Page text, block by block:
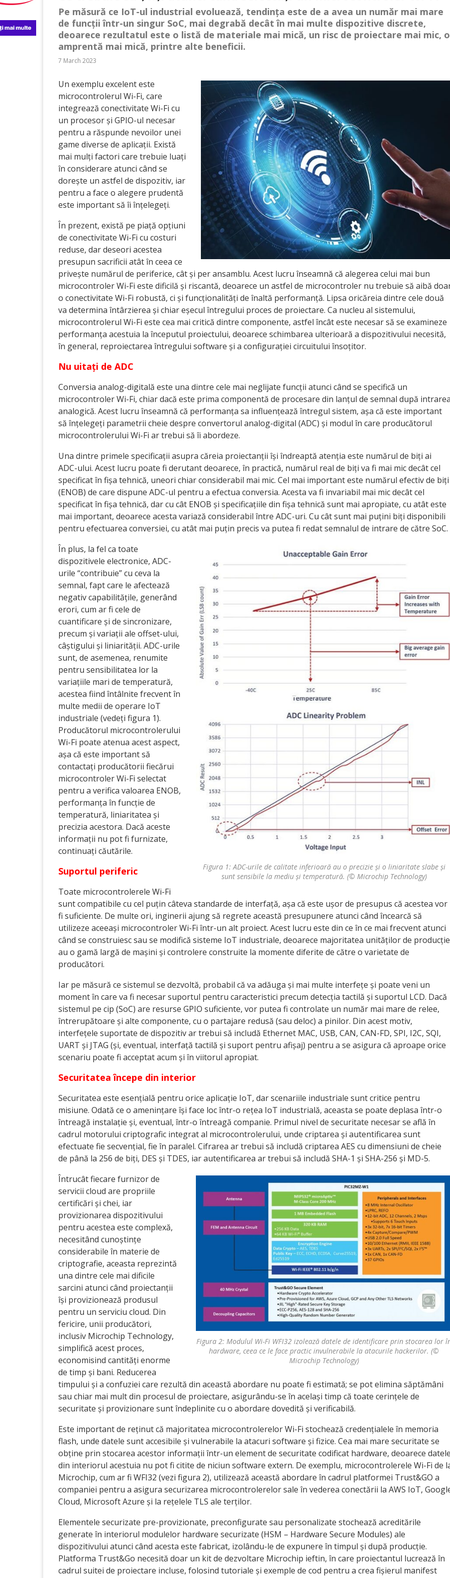
Pe măsură ce IoT-ul industrial evoluează, tendința este de a avea un număr mai mare
de funcții într-un singur SoC, mai degrabă decât în mai multe dispozitive discrete,
deoarece rezultatul este o listă de materiale mai mică, un risc de proiectare mai mic, o
amprentă mai mică, printre alte beneficii.
7 March 2023
Un exemplu excelent este
microcontrolerul Wi-Fi, care
integrează conectivitate Wi-Fi cu
un procesor și GPIO-ul necesar
pentru a răspunde nevoilor unei
game diverse de aplicații. Există
mai mulți factori care trebuie luați
în considerare atunci când se
dorește un astfel de dispozitiv, iar
pentru a face o alegere prudentă
este important să îi înțelegeți.
În prezent, există pe piață opțiuni
de conectivitate Wi-Fi cu costuri
reduse, dar deseori acestea
presupun sacrificii atât în ceea ce
privește numărul de periferice, cât și per ansamblu. Acest lucru înseamnă că alegerea celui mai bun
microcontroler Wi-Fi este dificilă și riscantă, deoarece un astfel de microcontroler nu trebuie să aibă
o conectivitate Wi-Fi robustă, ci și funcționalități de înaltă performanță. Lipsa oricăreia dintre cele două
va determina întârzierea și chiar eșecul întregului proces de proiectare. Ca nucleu al sistemului,
microcontrolerul Wi-Fi este cea mai critică dintre componente, astfel încât este necesar să se examineze
performanța acestuia la începutul proiectului, deoarece schimbarea ulterioară a dispozitivului necesită,
în general, reproiectarea întregului software și a configurației circuitului însoțitor.
Nu uitați de ADC
Conversia analog-digitală este una dintre cele mai neglijate funcții atunci când se specifică un
microcontroler Wi-Fi, chiar dacă este prima componentă de procesare din lanțul de semnal după
analogică. Acest lucru înseamnă că performanța sa influențează întregul sistem, așa că este important
să înțelegeți parametrii cheie despre convertorul analog-digital (ADC) și modul în care producătorul
microcontrolerului Wi-Fi ar trebui să îi abordeze.
Una dintre primele specificații asupra căreia proiectanții își îndreaptă atenția este numărul de biți ai
ADC-ului. Acest lucru poate fi derutant deoarece, în practică, numărul real de biți va fi mai mic decât cel
specificat în fișa tehnică, uneori chiar considerabil mai mic. Cel mai important este numărul efectiv de biți
(ENOB) de care dispune ADC-ul pentru a efectua conversia. Acesta va fi invariabil mai mic decât cel
specificat în fișa tehnică, dar cu cât ENOB și specificațiile din fișa tehnică sunt mai apropiate, cu atât este
mai important, deoarece acesta variază considerabil între ADC-uri. Cu cât sunt mai puțini biți disponibili
pentru efectuarea conversiei, cu atât mai puțin precis va putea fi redat semnalul de intrare de către SoC.
Figura 1: ADC-urile de calitate inferioară au o precizie și o liniaritate slabe și
sunt sensibile la mediu și temperatură. (© Microchip Technology)
În plus, la fel ca toate
dispozitivele electronice, ADC-
urile “contribuie” cu ceva la
semnal, fapt care le afectează
negativ capabilitățile, generând
erori, cum ar fi cele de
cuantificare și de sincronizare,
precum și variații ale offset-ului,
câștigului și liniarității. ADC-urile
sunt, de asemenea, renumite
pentru sensibilitatea lor la
variațiile mari de temperatură,
acestea fiind întâlnite frecvent în
multe medii de operare IoT
industriale (vedeți figura 1).
Producătorul microcontrolerului
Wi-Fi poate atenua acest aspect,
așa că este important să
contactați producătorii fiecărui
microcontroler Wi-Fi selectat
pentru a verifica valoarea ENOB,
performanța în funcție de
temperatură, liniaritatea și
precizia acestora. Dacă aceste
informații nu pot fi furnizate,
continuați căutările.
Suportul periferic
Toate microcontrolerele Wi-Fi
sunt compatibile cu cel puțin câteva standarde de interfață, așa că este ușor de presupus că acestea vor
fi suficiente. De multe ori, inginerii ajung să regrete această presupunere atunci când încearcă să
utilizeze aceeași microcontroler Wi-Fi într-un alt proiect. Acest lucru este din ce în ce mai frecvent atunci
când se construiesc sau se modifică sisteme IoT industriale, deoarece majoritatea unităților de producție
au o gamă largă de mașini și controlere construite la momente diferite de către o varietate de
producători.
Iar pe măsură ce sistemul se dezvoltă, probabil că va adăuga și mai multe interfețe și poate veni un
moment în care va fi necesar suportul pentru caracteristici precum detecția tactilă și suportul LCD. Dacă
sistemul pe cip (SoC) are resurse GPIO suficiente, vor putea fi controlate un număr mai mare de relee,
întrerupătoare și alte componente, cu o partajare redusă (sau deloc) a pinilor. Din acest motiv,
interfețele suportate de dispozitiv ar trebui să includă Ethernet MAC, USB, CAN, CAN-FD, SPI, I2C, SQI,
UART și JTAG (și, eventual, interfață tactilă și suport pentru afișaj) pentru a se asigura că aproape orice
scenariu poate fi acceptat acum și în viitorul apropiat.
Securitatea începe din interior
Securitatea este esențială pentru orice aplicație IoT, dar scenariile industriale sunt critice pentru
misiune. Odată ce o amenințare își face loc într-o rețea IoT industrială, aceasta se poate deplasa într-o
întreagă instalație și, eventual, într-o întreagă companie. Primul nivel de securitate necesar se află în
cadrul motorului criptografic integrat al microcontrolerului, unde criptarea și autentificarea sunt
efectuate fie secvențial, fie în paralel. Cifrarea ar trebui să includă criptarea AES cu dimensiuni de cheie
de până la 256 de biți, DES și TDES, iar autentificarea ar trebui să includă SHA-1 și SHA-256 și MD-5.
Figura 2: Modulul Wi-Fi WFI32 izolează datele de identificare prin stocarea lor
hardware, ceea ce le face practic invulnerabile la atacurile hackerilor. (©
Microchip Technology)
Întrucât fiecare furnizor de
servicii cloud are propriile
certificări și chei, iar
provizionarea dispozitivului
pentru acestea este complexă,
necesitând cunoștințe
considerabile în materie de
criptografie, aceasta reprezintă
una dintre cele mai dificile
sarcini atunci când proiectanții
își provizionează produsul
pentru un serviciu cloud. Din
fericire, unii producători,
inclusiv Microchip Technology,
simplifică acest proces,
economisind cantități enorme
de timp și bani. Reducerea
timpului și a confuziei care rezultă din această abordare nu poate fi estimată; se pot elimina săptămâni
sau chiar mai mult din procesul de proiectare, asigurându-se în același timp că toate cerințele de
securitate și provizionare sunt îndeplinite cu o abordare dovedită și verificabilă.
Este important de reținut că majoritatea microcontrolerelor Wi-Fi stochează credențialele în memoria
flash, unde datele sunt accesibile și vulnerabile la atacuri software și fizice. Cea mai mare securitate se
obține prin stocarea acestor informații într-un element de securitate codificat hardware, deoarece
din interiorul acestuia nu pot fi citite de niciun software extern. De exemplu, microcontrolerele Wi-Fi de
Microchip, cum ar fi WFI32 (vezi figura 2), utilizează această abordare în cadrul platformei Trust&GO a
companiei pentru a asigura securizarea microcontrolerelor sale în vederea conectării la AWS IoT,
Cloud, Microsoft Azure și la rețelele TLS ale terților.
Elementele securizate pre-provizionate, preconfigurate sau personalizate stochează acreditările
generate în interiorul modulelor hardware securizate (HSM – Hardware Secure Modules) ale
dispozitivului atunci când acesta este fabricat, izolându-le de expunere în timpul și după producție.
Platforma Trust&Go necesită doar un kit de dezvoltare Microchip ieftin, în care proiectantul lucrează în
cadrul suitei de proiectare incluse, folosind tutoriale și exemple de cod pentru a crea fișierul manifest